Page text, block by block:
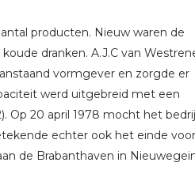
producten. Nieuw waren de
dranken. A.J.C van
vormgever en zorgde er
werd uitgebreid met een
Op 20 april 1978 mocht het
echter ook het einde voor
de Brabanthaven in